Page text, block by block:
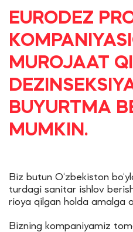
EURODEZ
MUROJAAT
BUYURTMA
MUMKIN.
Biz butun O‘zbekiston
turdagi sanitar ishlov
rioya qilgan holda amalga
Bizning kompaniyamiz